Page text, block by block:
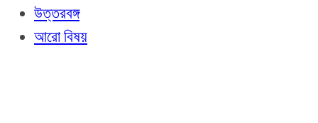
উত্তরবঙ্গ
আরো বিষয়